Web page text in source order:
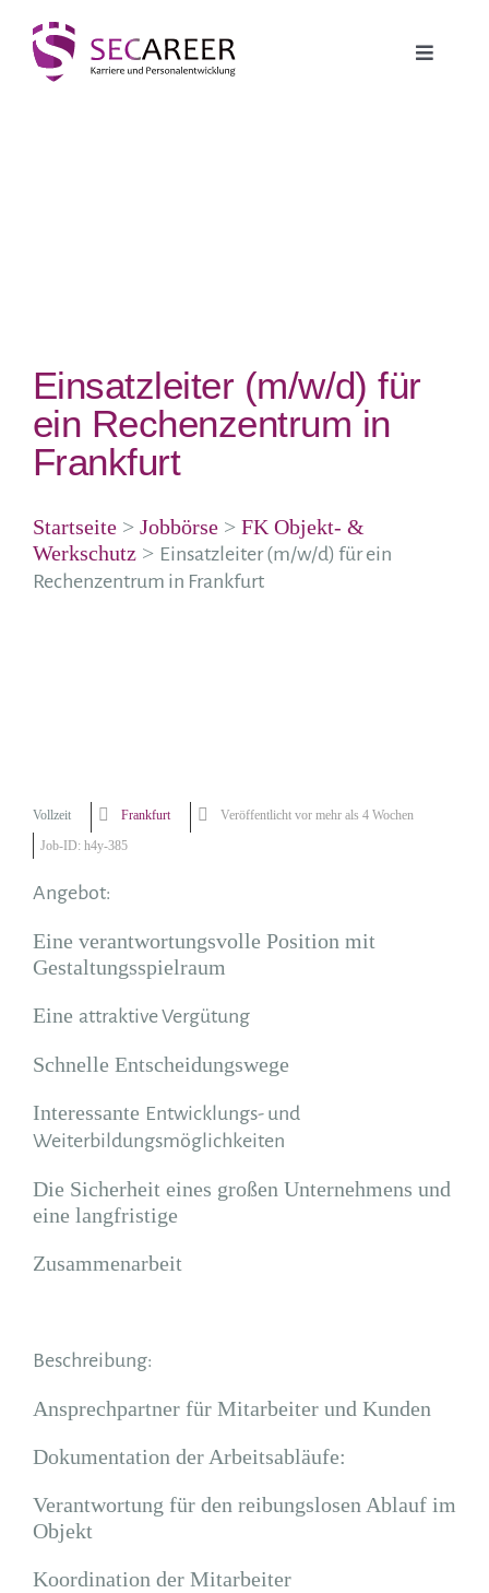
Inhalt
springen
Toggle
Weiterbildung
Einsatzleiter (m/w/d) für
ein Rechenzentrum in
Frankfurt
Startseite> Jobbörse> FK Objekt- &
Werkschutz> Einsatzleiter (m/w/d) für ein
Rechenzentrum in Frankfurt
Vollzeit Frankfurt
Veröffentlicht vor mehr als 4 Wochen
Job-ID: h4y-385
Angebot:
Eine verantwortungsvolle Position mit
Gestaltungsspielraum
Eine attraktive Vergütung
Schnelle Entscheidungswege
Interessante Entwicklungs- und
Weiterbildungsmöglichkeiten
Die Sicherheit eines großen Unternehmens und
eine langfristige
Zusammenarbeit
Beschreibung:
Ansprechpartner für Mitarbeiter und Kunden
Dokumentation der Arbeitsabläufe:
Verantwortung für den reibungslosen Ablauf im
Objekt
Koordination der Mitarbeiter